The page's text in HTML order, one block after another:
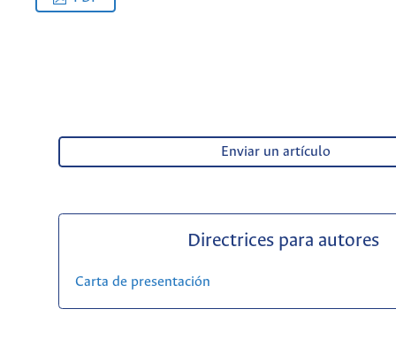
Enviar un artículo
Directrices para autores
Carta de presentación